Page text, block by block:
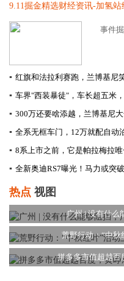
9.11掘金精选财经资讯-加氢站
事件
▪ 红旗和法拉利赛跑，兰博基尼
▪ 车界"西装暴徒"，车长超五米
▪ 300万还要啥添越，兰博基尼
▪ 全系无框车门，12万就配自动
▪ 8系上市之前，它是帕拉梅拉
▪ 全新奥迪RS7曝光！马力或突
热点 视图
广州 | 没有什么
荒野行动：“中秋
拼多多市值超越百